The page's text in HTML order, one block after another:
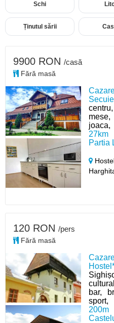
Schi
Ținutul sării
joaca,
27km
Partia
9900 RON /casă
Fără masă
bar,
sport,
200m
120 RON /pers
Fără masă